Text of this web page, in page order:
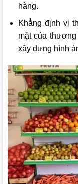
hàng.
Khẳng định vị
mặt của
xây dựng hình